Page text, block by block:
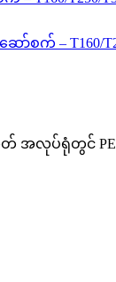
လုပ်ရုံတွင် PE၊